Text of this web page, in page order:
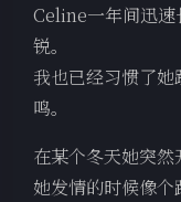
Celine一年间迅速
锐。
我也已经习惯了
鸣。
在某个冬天她突然
她发情的时候像